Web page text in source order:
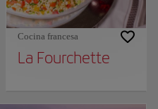
Cocina francesa
La Fourchette